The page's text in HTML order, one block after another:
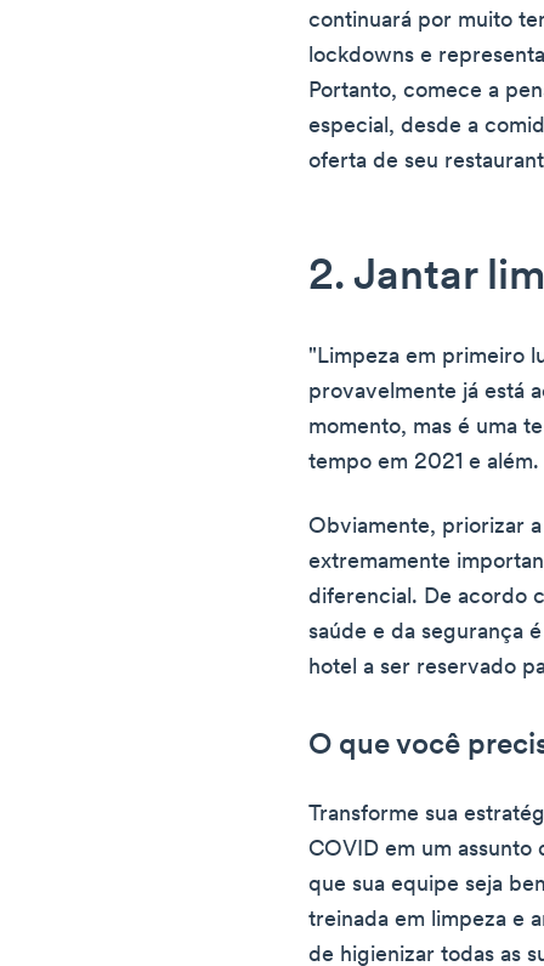
continuará por muito
lockdowns e
Portanto, comece a
especial, desde a
oferta de seu
2. Jantar
"Limpeza em primeiro
provavelmente já está
momento, mas é uma
tempo em 2021 e além.
Obviamente, priorizar
extremamente
diferencial. De acordo
saúde e da segurança
hotel a ser reservado
O que você
Transforme sua
COVID em um
que sua equipe seja
treinada em limpeza e
de higienizar todas as